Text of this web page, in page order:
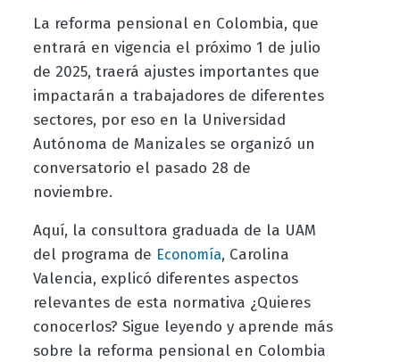
La reforma pensional en Colombia, que
entrará en vigencia el próximo 1 de julio
de 2025, traerá ajustes importantes que
impactarán a trabajadores de diferentes
sectores, por eso en la Universidad
Autónoma de Manizales se organizó un
conversatorio el pasado 28 de
noviembre.
Aquí, la consultora graduada de la UAM
del programa de Economía, Carolina
Valencia, explicó diferentes aspectos
relevantes de esta normativa ¿Quieres
conocerlos? Sigue leyendo y aprende más
sobre la reforma pensional en Colombia